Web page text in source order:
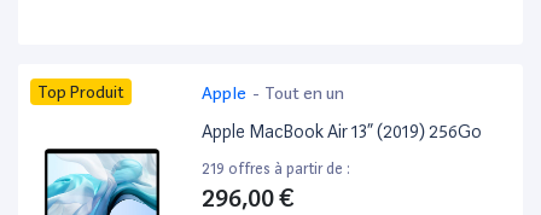
Top Produit Apple - Tout en un
Apple MacBook Air 13” (2019) 256Go
219 offres à partir de :
296,00 €